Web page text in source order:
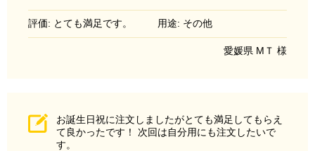
評価: とても満足です。 用途: その他
愛媛県 MＴ 様
お誕生日祝に注文しましたがとても満足してもらえ
て良かったです！ 次回は自分用にも注文したいで
す。